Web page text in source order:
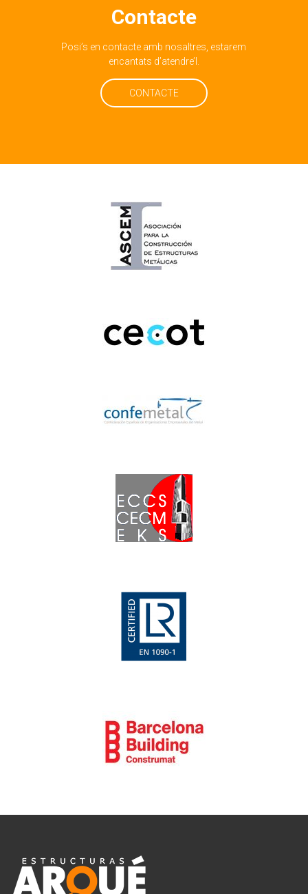
al municipi d’Olesa de Montserrat.
Contacte
Posi’s en contacte amb nosaltres, estarem
encantats d’atendre’l.
CONTACTE